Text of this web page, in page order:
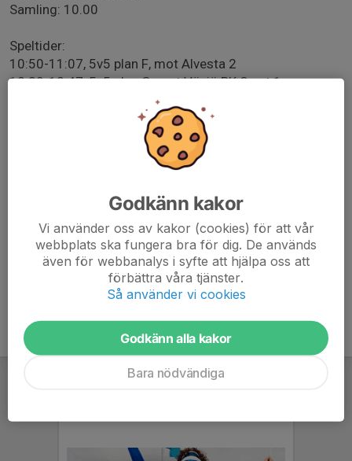
Samling: 10.00
Speltider:
10:50-11:07, 5v5 plan F, mot Alvesta 2
12:30-12:47, 5v5 plan G, mot Växjö BK Svart 1
13:50-14:07, 5v5 plan E, mot LIF P2017-2
14:30-14:47, 5v5 plan E, mot Åby/Tjureda
Matserveringen erbjuder dricka, korv, hamburgare.
att betala med Swish och
kontanter.
Godkänn kakor
Vi använder oss av kakor (cookies) för att vår
webbplats ska fungera bra för dig. De används
även för webbanalys i syfte att hjälpa oss att
förbättra våra tjänster.
Så använder vi cookies
Godkänn alla kakor
Bara nödvändiga